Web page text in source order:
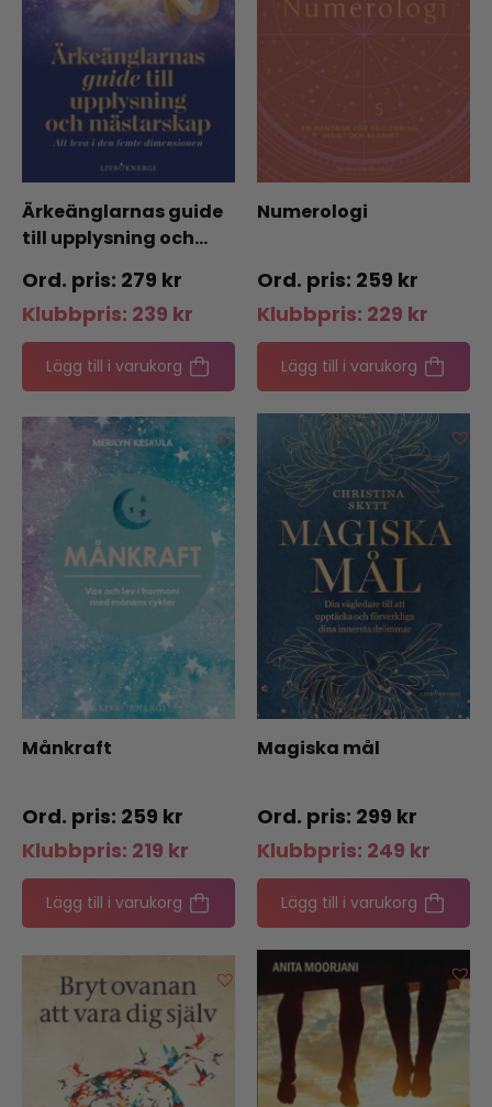
Ärkeänglarnas guide
till upplysning och…
279 kr
Klubbpris: 239 kr
Lägg till i varukorg
Numerologi
259 kr
Klubbpris: 229 kr
Lägg till i varukorg
Månkraft
259 kr
Klubbpris: 219 kr
Lägg till i varukorg
Magiska mål
299 kr
Klubbpris: 249 kr
Lägg till i varukorg